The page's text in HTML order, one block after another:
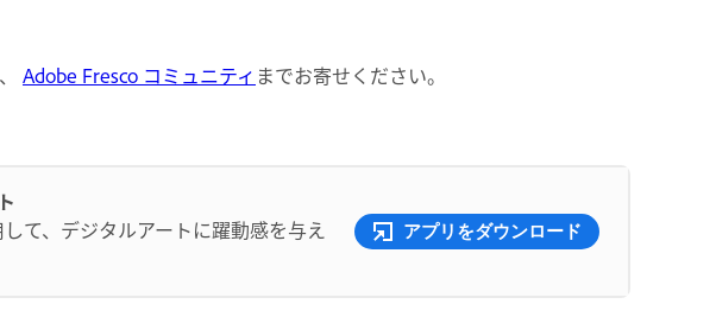
Adobe Fresco コミュニティ までお寄せください。
て、デジタルアートに躍動感を与え
アプリをダウンロード